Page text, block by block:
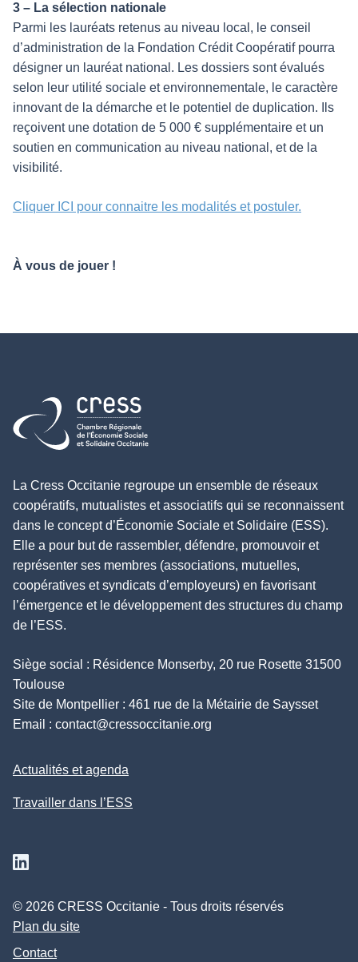
3 – La sélection nationale
Parmi les lauréats retenus au niveau local, le conseil
d’administration de la Fondation Crédit Coopératif pourra
désigner un lauréat national. Les dossiers sont évalués
selon leur utilité sociale et environnementale, le caractère
innovant de la démarche et le potentiel de duplication. Ils
reçoivent une dotation de 5 000 € supplémentaire et un
soutien en communication au niveau national, et de la
visibilité.
Cliquer ICI pour connaitre les modalités et postuler.
À vous de jouer !
Retour à l'accueil
La Cress Occitanie regroupe un ensemble de réseaux
coopératifs, mutualistes et associatifs qui se reconnaissent
dans le concept d’Économie Sociale et Solidaire (ESS).
Elle a pour but de rassembler, défendre, promouvoir et
représenter ses membres (associations, mutuelles,
coopératives et syndicats d’employeurs) en favorisant
l’émergence et le développement des structures du champ
de l’ESS.
Siège social : Résidence Monserby, 20 rue Rosette 31500
Toulouse
Site de Montpellier : 461 rue de la Métairie de Saysset
Email : contact@cressoccitanie.org
Actualités et agenda
Travailler dans l’ESS
© 2026 CRESS Occitanie - Tous droits réservés
Plan du site
Contact